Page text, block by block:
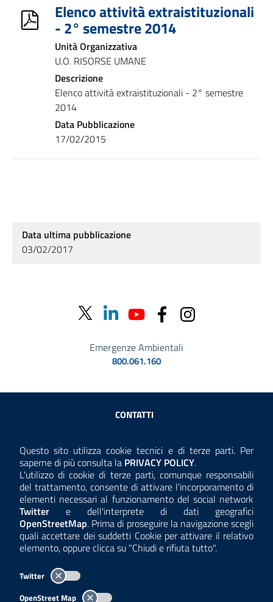
Questo sito utilizza cookie tecnici e di terze parti. Per
saperne di più consulta la Consulta la
PRIVACY POLICY.
L'utilizzo di cookie di terze parti, comunque responsabili
del trattamento, consente di attivare l'incorporamento di
elementi necessari al funzionamento del social network
Twitter e dell'interprete di dati geografici
OpenStreetMap. Prima di proseguire la navigazione scegli
quali accettare dei suddetti Cookie per attivare il relativo
elemento, oppure clicca su "Chiudi e rifiuta tutto".
Twitter
OpenStreet Map
Elenco attività extraistituzionali
- 2° semestre 2014
Unità Organizzativa
U.O. RISORSE UMANE
Descrizione
Elenco attività extraistituzionali - 2° semestre
2014
Data Pubblicazione
17/02/2015
Data ultima pubblicazione
03/02/2017
Emergenze Ambientali
800.061.160
Sezione Link Utili
CONTATTI
ANTICORRUZIONE
ACCESSIBILITÀ
COOKIE E PRIVACY
TEMI A-Z